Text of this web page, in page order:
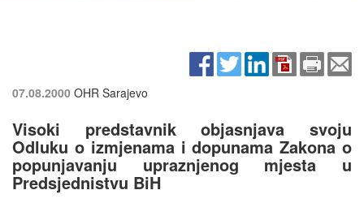
07.08.2000 OHR Sarajevo
Visoki predstavnik objasnjava svoju
Odluku o izmjenama i dopunama Zakona o
popunjavanju upraznjenog mjesta u
Predsjednistvu BiH